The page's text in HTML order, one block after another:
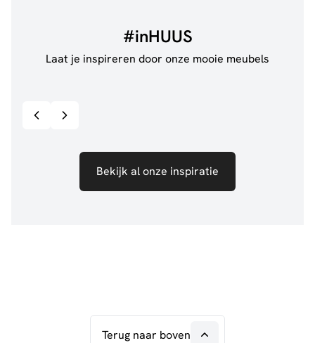
#inHUUS
Laat je inspireren door onze mooie meubels
Bekijk al onze inspiratie
Terug naar boven